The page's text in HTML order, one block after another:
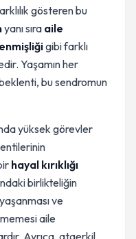
gösteren bu
yanı sıra aile
gibi farklı
Yaşamın her
bu sendromun
yüksek görevler
hayal kırıklığı
birlikteliğin
ve
aile
Ayrıca, ataerkil